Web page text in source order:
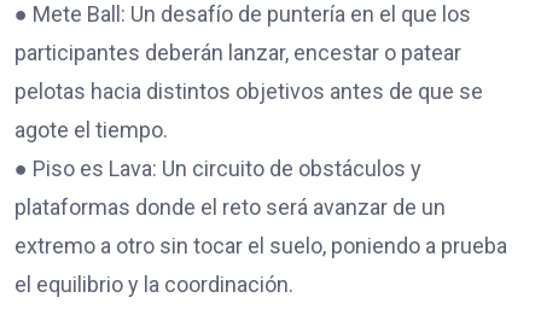
● Mete Ball: Un desafío de puntería en el que los
participantes deberán lanzar, encestar o patear
pelotas hacia distintos objetivos antes de que se
agote el tiempo.
● Piso es Lava: Un circuito de obstáculos y
plataformas donde el reto será avanzar de un
extremo a otro sin tocar el suelo, poniendo a prueba
el equilibrio y la coordinación.